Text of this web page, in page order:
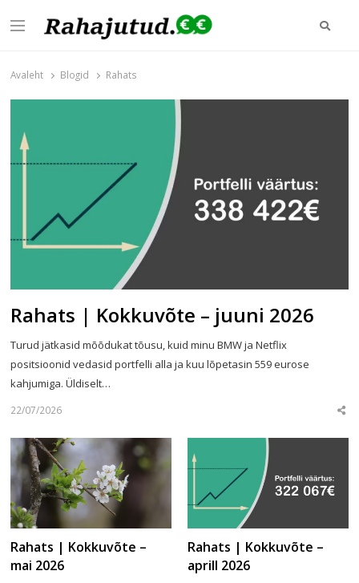
Menu Otsi
Avaleht Blogid Rahats
Rahats | Kokkuvõte – juuni 2026
Turud jätkasid mõõdukat tõusu, kuid minu BMW ja Netflix
positsioonid vedasid portfelli alla ja kuu lõpetasin 559 eurose
kahjumiga. Üldiselt…
22/07/2026
Rahats | Kokkuvõte –
mai 2026
Rahats | Kokkuvõte –
aprill 2026